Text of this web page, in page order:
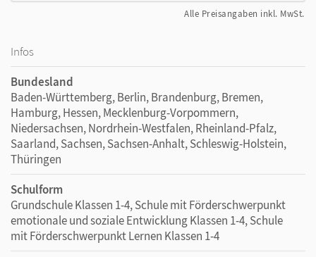
Alle Preisangaben inkl. MwSt.
Infos
Bundesland
Baden-Württemberg, Berlin, Brandenburg, Bremen,
Hamburg, Hessen, Mecklenburg-Vorpommern,
Niedersachsen, Nordrhein-Westfalen, Rheinland-Pfalz,
Saarland, Sachsen, Sachsen-Anhalt, Schleswig-Holstein,
Thüringen
Schulform
Grundschule Klassen 1-4, Schule mit Förderschwerpunkt
emotionale und soziale Entwicklung Klassen 1-4, Schule
mit Förderschwerpunkt Lernen Klassen 1-4